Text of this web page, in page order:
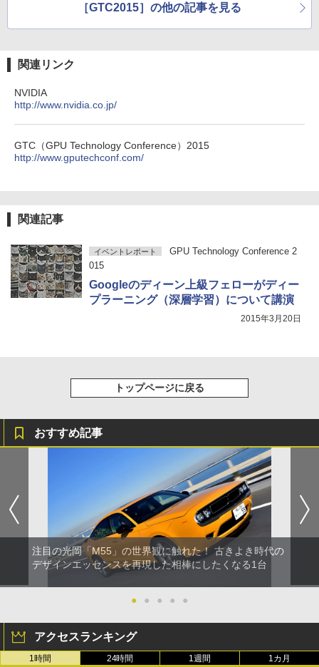
［GTC2015］の他の記事を見る
関連リンク
NVIDIA
http://www.nvidia.co.jp/
GTC（GPU Technology Conference）2015
http://www.gputechconf.com/
関連記事
イベントレポート
GPU Technology Conference 2
015
Googleのディーン上級フェローがディー
プラーニング（深層学習）について講演
2015年3月20日
トップページに戻る
おすすめ記事
注目の光岡「M55」の世界観に触れた！ 古きよき時代の
デザインエッセンスを再現した相棒にしたくなる1台
● ● ● ● ●
アクセスランキング
1時間 24時間 1週間 1カ月